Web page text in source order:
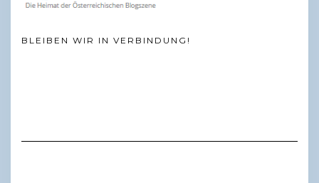
BLEIBEN WIR IN VERBINDUNG!